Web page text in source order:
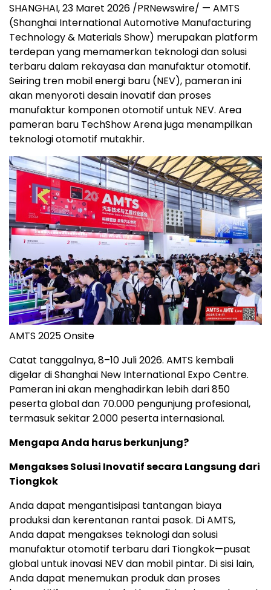
SHANGHAI, 23 Maret 2026 /PRNewswire/ — AMTS
(Shanghai International Automotive Manufacturing
Technology & Materials Show) merupakan platform
terdepan yang memamerkan teknologi dan solusi
terbaru dalam rekayasa dan manufaktur otomotif.
Seiring tren mobil energi baru (NEV), pameran ini
akan menyoroti desain inovatif dan proses
manufaktur komponen otomotif untuk NEV. Area
pameran baru TechShow Arena juga menampilkan
teknologi otomotif mutakhir.
AMTS 2025 Onsite
Catat tanggalnya, 8–10 Juli 2026. AMTS kembali
digelar di Shanghai New International Expo Centre.
Pameran ini akan menghadirkan lebih dari 850
peserta global dan 70.000 pengunjung profesional,
termasuk sekitar 2.000 peserta internasional.
Mengapa Anda harus berkunjung?
Mengakses Solusi Inovatif secara Langsung dari
Tiongkok
Anda dapat mengantisipasi tantangan biaya
produksi dan kerentanan rantai pasok. Di AMTS,
Anda dapat mengakses teknologi dan solusi
manufaktur otomotif terbaru dari Tiongkok—pusat
global untuk inovasi NEV dan mobil pintar. Di sisi lain,
Anda dapat menemukan produk dan proses